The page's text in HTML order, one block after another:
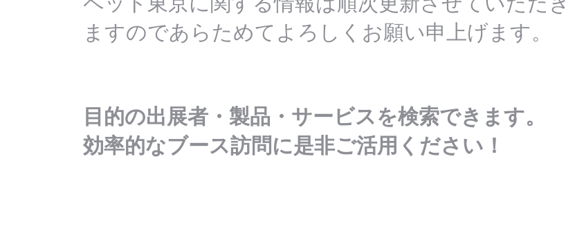
ますのであらためてよろしくお願い申上げます。
目的の出展者・製品・サービスを検索できます。
効率的なブース訪問に是非ご活用ください！